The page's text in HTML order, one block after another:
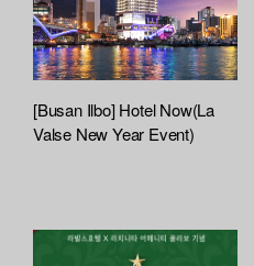
[Busan Ilbo] Hotel Now(La
Valse New Year Event)